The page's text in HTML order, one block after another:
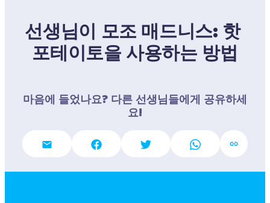
선생님이 모조 매드니스: 핫
포테이토을 사용하는 방법
마음에 들었나요? 다른 선생님들에게 공유하세
요!